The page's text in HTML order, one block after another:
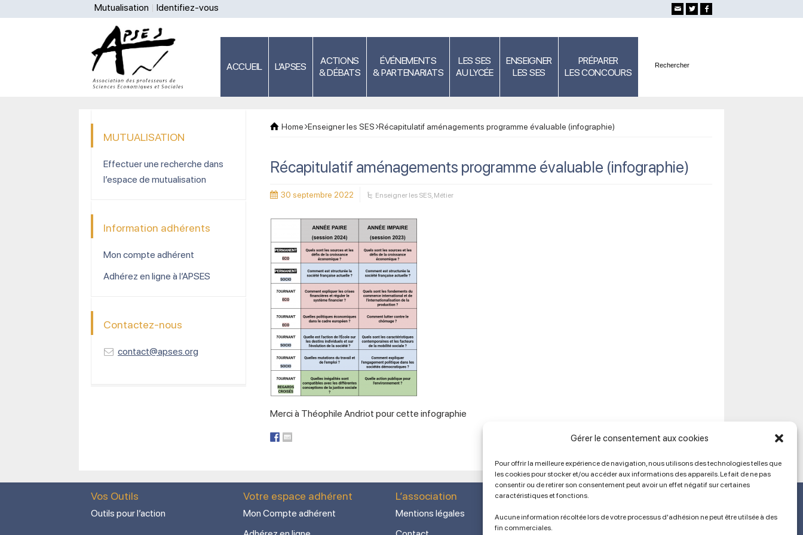
Gérer le consentement aux cookies
Pour offrir la meilleure expérience de navigation, nous utilisons des technologies telles que
les cookies pour stocker et/ou accéder aux informations des appareils. Le fait de ne pas
consentir ou de retirer son consentement peut avoir un effet négatif sur certaines
caractéristiques et fonctions.
Aucune information récoltée lors de votre processus d'adhésion ne peut être utilsée à des
fin commerciales.
Mutualisation Identifiez-vous
ACCUEIL L’APSES
ACTIONS
& DÉBATS
ÉVÉNEMENTS
& PARTENARIATS
LES SES
AU LYCÉE
ENSEIGNER
LES SES
PRÉPARER
LES CONCOURS
Home Enseigner les SES Récapitulatif aménagements programme évaluable (infographie)
Récapitulatif aménagements programme évaluable (infographie)
30 septembre 2022 Enseigner les SES, Métier
Merci à Théophile Andriot pour cette infographie
MUTUALISATION
Effectuer une recherche dans
l’espace de mutualisation
Information adhérents
Mon compte adhérent
Adhérez en ligne à l’APSES
Contactez-nous
contact@apses.org
Vos Outils
Outils pour l’action
Votre espace adhérent
Mon Compte adhérent
L’association
Mentions légales
Ancien site